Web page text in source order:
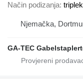
Način podizanja
Njemačka,
GA-TEC